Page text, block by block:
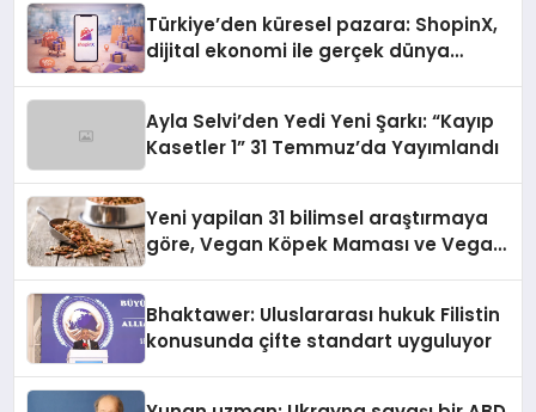
Türkiye’den küresel pazara: ShopinX,
dijital ekonomi ile gerçek dünya
Ayla Selvi’den Yedi Yeni Şarkı: “Kayıp
Kasetler 1” 31 Temmuz’da Yayımlandı
Yeni yapilan 31 bilimsel araştırmaya
göre, Vegan Köpek Maması ve Vegan
Bhaktawer: Uluslararası hukuk Filistin
konusunda çifte standart uyguluyor